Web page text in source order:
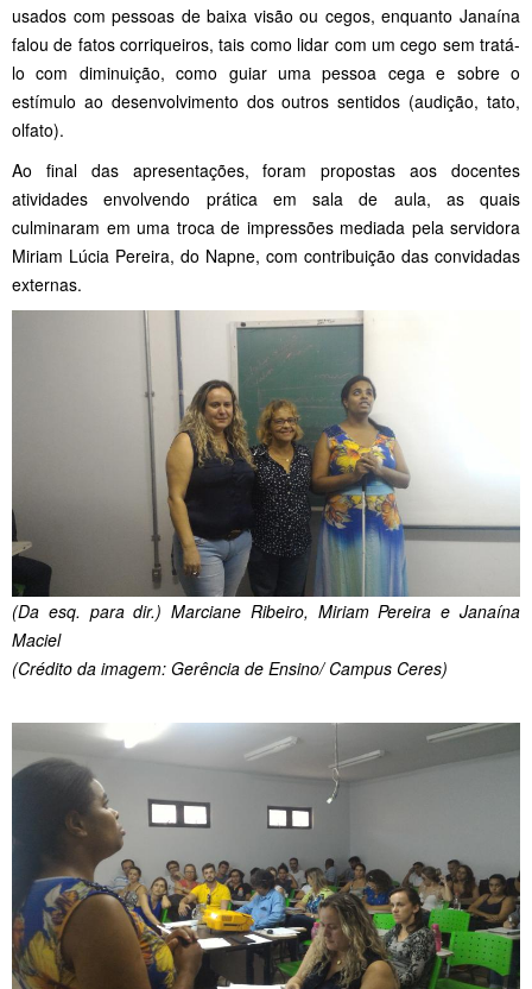
usados com pessoas de baixa visão ou cegos, enquanto Janaína
falou de fatos corriqueiros, tais como lidar com um cego sem tratá-
lo com diminuição, como guiar uma pessoa cega e sobre o
estímulo ao desenvolvimento dos outros sentidos (audição, tato,
olfato).
Ao final das apresentações, foram propostas aos docentes
atividades envolvendo prática em sala de aula, as quais
culminaram em uma troca de impressões mediada pela servidora
Miriam Lúcia Pereira, do Napne, com contribuição das convidadas
externas.
(Da esq. para dir.) Marciane Ribeiro, Miriam Pereira e Janaína
Maciel
(Crédito da imagem: Gerência de Ensino/ Campus Ceres)